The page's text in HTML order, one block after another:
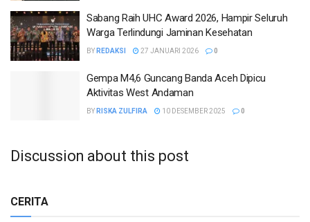
Sabang Raih UHC Award 2026, Hampir Seluruh
Warga Terlindungi Jaminan Kesehatan
BY REDAKSI 27 JANUARI 2026 0
Gempa M4,6 Guncang Banda Aceh Dipicu
Aktivitas West Andaman
BY RISKA ZULFIRA 10 DESEMBER 2025 0
Discussion about this post
CERITA